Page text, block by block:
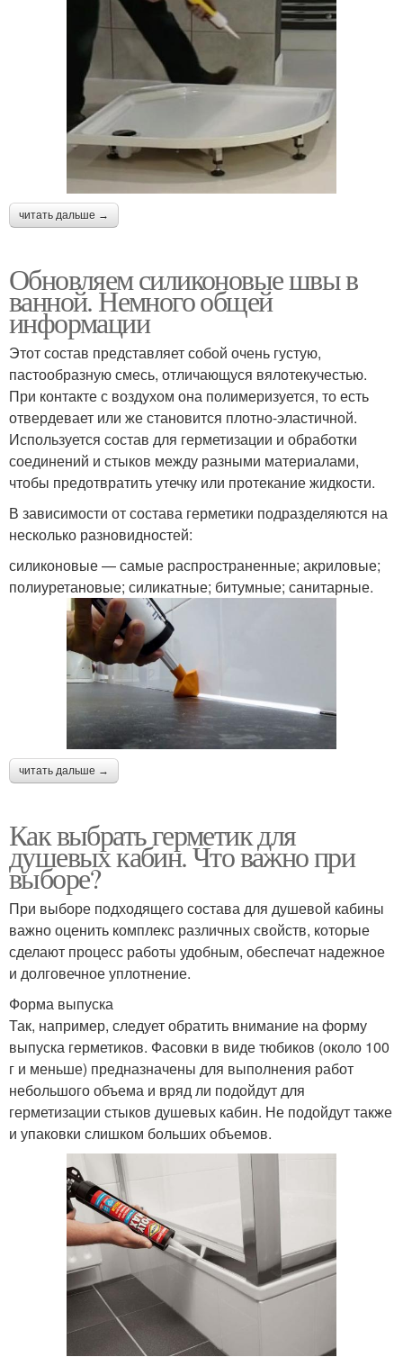
читать дальше →
Обновляем силиконовые швы в
ванной. Немного общей
информации
Этот состав представляет собой очень густую,
пастообразную смесь, отличающуся вялотекучестью.
При контакте с воздухом она полимеризуется, то есть
отвердевает или же становится плотно-эластичной.
Используется состав для герметизации и обработки
соединений и стыков между разными материалами,
чтобы предотвратить утечку или протекание жидкости.
В зависимости от состава герметики подразделяются на
несколько разновидностей:
силиконовые — самые распространенные; акриловые;
полиуретановые; силикатные; битумные; санитарные.
читать дальше →
Как выбрать герметик для
душевых кабин. Что важно при
выборе?
При выборе подходящего состава для душевой кабины
важно оценить комплекс различных свойств, которые
сделают процесс работы удобным, обеспечат надежное
и долговечное уплотнение.
Форма выпуска
Так, например, следует обратить внимание на форму
выпуска герметиков. Фасовки в виде тюбиков (около 100
г и меньше) предназначены для выполнения работ
небольшого объема и вряд ли подойдут для
герметизации стыков душевых кабин. Не подойдут также
и упаковки слишком больших объемов.